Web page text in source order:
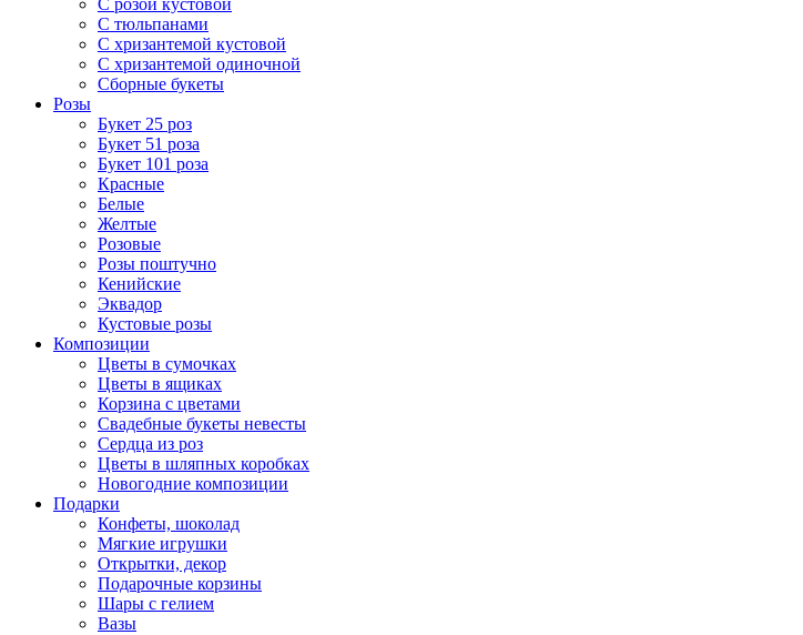
С розой кустовой
С тюльпанами
С хризантемой кустовой
С хризантемой одиночной
Сборные букеты
Розы
Букет 25 роз
Букет 51 роза
Букет 101 роза
Красные
Белые
Желтые
Розовые
Розы поштучно
Кенийские
Эквадор
Кустовые розы
Композиции
Цветы в сумочках
Цветы в ящиках
Корзина с цветами
Свадебные букеты невесты
Сердца из роз
Цветы в шляпных коробках
Новогодние композиции
Подарки
Конфеты, шоколад
Мягкие игрушки
Открытки, декор
Подарочные корзины
Шары с гелием
Вазы